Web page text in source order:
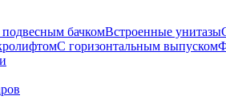
бачкомВстроенные унитазы
C горизонтальным выпуском